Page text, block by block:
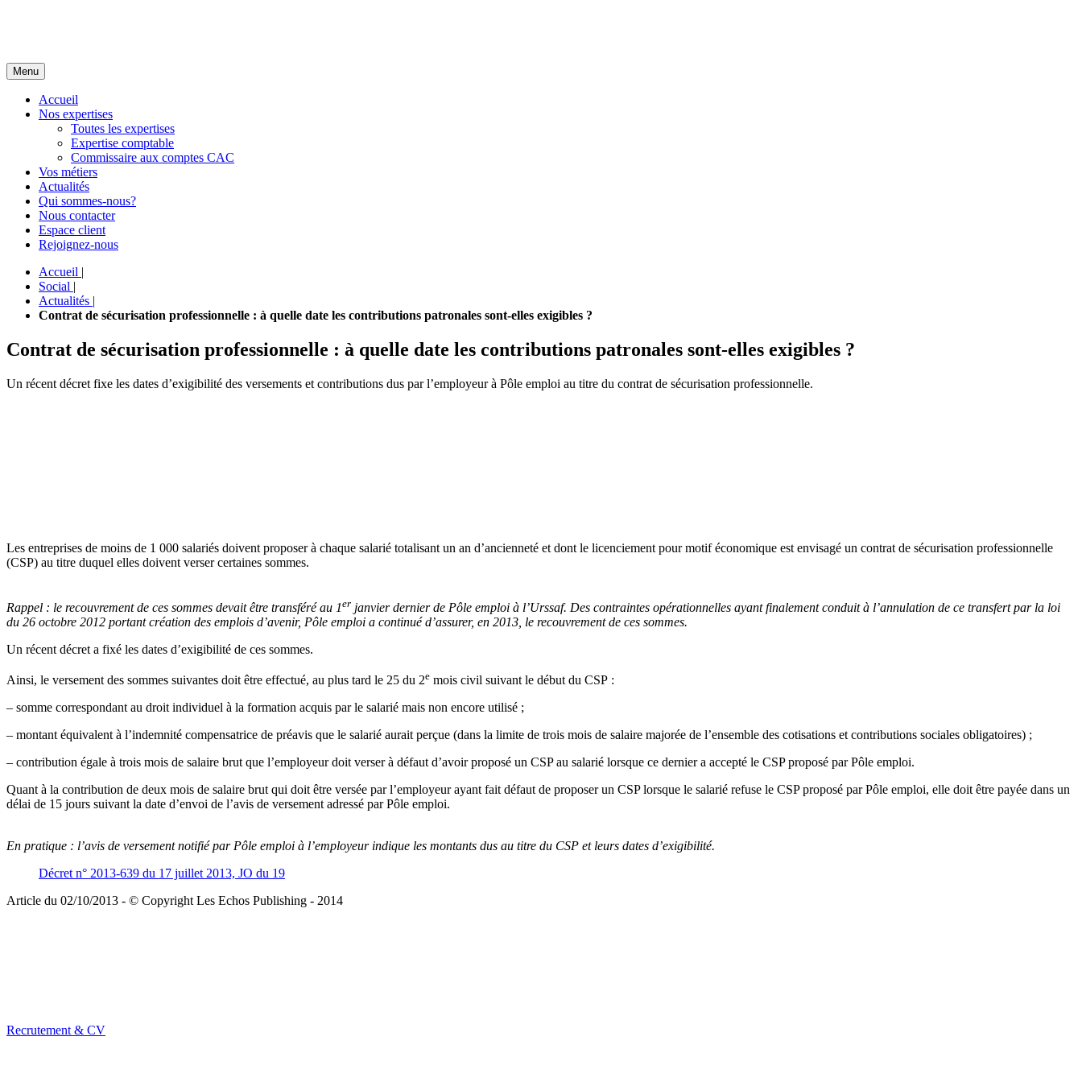
Menu
Accueil
Nos expertises
Toutes les expertises
Expertise comptable
Commissaire aux comptes CAC
Vos métiers
Actualités
Qui sommes-nous?
Nous contacter
Espace client
Rejoignez-nous
Accueil |
Social |
Actualités |
Contrat de sécurisation professionnelle : à quelle date les contributions patronales sont-elles exigibles ?
Contrat de sécurisation professionnelle : à quelle date les contributions patronales sont-elles exigibles ?
Un récent décret fixe les dates d’exigibilité des versements et contributions dus par l’employeur à Pôle emploi au titre du contrat de sécurisation professionnelle.
Les entreprises de moins de 1 000 salariés doivent proposer à chaque salarié totalisant un an d’ancienneté et dont le licenciement pour motif économique est envisagé un contrat de sécurisation professionnelle
(CSP) au titre duquel elles doivent verser certaines sommes.
Rappel : le recouvrement de ces sommes devait être transféré au 1er janvier dernier de Pôle emploi à l’Urssaf. Des contraintes opérationnelles ayant finalement conduit à l’annulation de ce transfert par la loi
du 26 octobre 2012 portant création des emplois d’avenir, Pôle emploi a continué d’assurer, en 2013, le recouvrement de ces sommes.
Un récent décret a fixé les dates d’exigibilité de ces sommes.
Ainsi, le versement des sommes suivantes doit être effectué, au plus tard le 25 du 2e mois civil suivant le début du CSP :
– somme correspondant au droit individuel à la formation acquis par le salarié mais non encore utilisé ;
– montant équivalent à l’indemnité compensatrice de préavis que le salarié aurait perçue (dans la limite de trois mois de salaire majorée de l’ensemble des cotisations et contributions sociales obligatoires) ;
– contribution égale à trois mois de salaire brut que l’employeur doit verser à défaut d’avoir proposé un CSP au salarié lorsque ce dernier a accepté le CSP proposé par Pôle emploi.
Quant à la contribution de deux mois de salaire brut qui doit être versée par l’employeur ayant fait défaut de proposer un CSP lorsque le salarié refuse le CSP proposé par Pôle emploi, elle doit être payée dans un
délai de 15 jours suivant la date d’envoi de l’avis de versement adressé par Pôle emploi.
En pratique : l’avis de versement notifié par Pôle emploi à l’employeur indique les montants dus au titre du CSP et leurs dates d’exigibilité.
Décret n° 2013-639 du 17 juillet 2013, JO du 19
Article du 02/10/2013 - © Copyright Les Echos Publishing - 2014
Recrutement & CV